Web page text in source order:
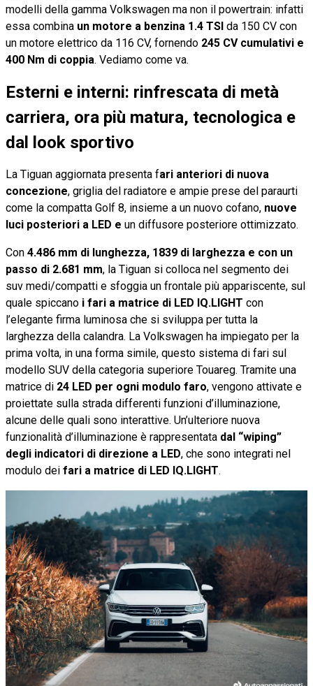
modelli della gamma Volkswagen ma non il powertrain: infatti
essa combina un motore a benzina 1.4 TSI da 150 CV con
un motore elettrico da 116 CV, fornendo 245 CV cumulativi e
400 Nm di coppia. Vediamo come va.
Esterni e interni: rinfrescata di metà
carriera, ora più matura, tecnologica e
dal look sportivo
La Tiguan aggiornata presenta fari anteriori di nuova
concezione, griglia del radiatore e ampie prese del paraurti
come la compatta Golf 8, insieme a un nuovo cofano, nuove
luci posteriori a LED e un diffusore posteriore ottimizzato.
Con 4.486 mm di lunghezza, 1839 di larghezza e con un
passo di 2.681 mm, la Tiguan si colloca nel segmento dei
suv medi/compatti e sfoggia un frontale più appariscente, sul
quale spiccano i fari a matrice di LED IQ.LIGHT con
l’elegante firma luminosa che si sviluppa per tutta la
larghezza della calandra. La Volkswagen ha impiegato per la
prima volta, in una forma simile, questo sistema di fari sul
modello SUV della categoria superiore Touareg. Tramite una
matrice di 24 LED per ogni modulo faro, vengono attivate e
proiettate sulla strada differenti funzioni d’illuminazione,
alcune delle quali sono interattive. Un’ulteriore nuova
funzionalità d’illuminazione è rappresentata dal “wiping”
degli indicatori di direzione a LED, che sono integrati nel
modulo dei fari a matrice di LED IQ.LIGHT.